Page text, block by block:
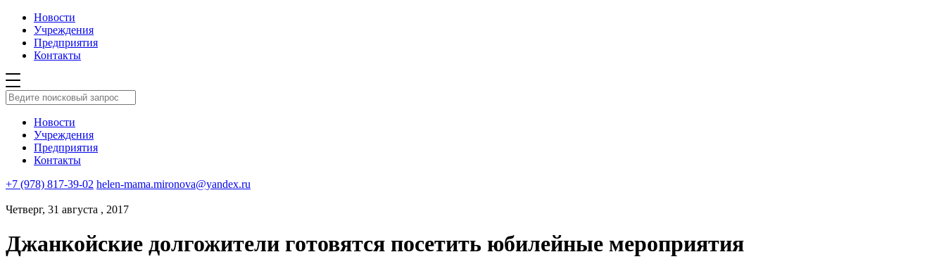
Новости
Учреждения
Предприятия
Контакты
Новости
Учреждения
Предприятия
Контакты
+7 (978) 817-39-02 helen-mama.mironova@yandex.ru
Четверг, 31 августа , 2017
Джанкойские долгожители готовятся посетить юбилейные мероприятия